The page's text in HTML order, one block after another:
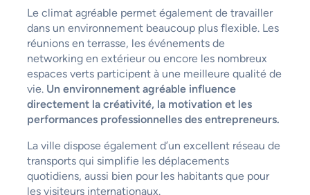
Le climat agréable permet également de travailler
dans un environnement beaucoup plus flexible. Les
réunions en terrasse, les événements de
networking en extérieur ou encore les nombreux
espaces verts participent à une meilleure qualité de
vie. Un environnement agréable influence
directement la créativité, la motivation et les
performances professionnelles des entrepreneurs.
La ville dispose également d’un excellent réseau de
transports qui simplifie les déplacements
quotidiens, aussi bien pour les habitants que pour
les visiteurs internationaux.